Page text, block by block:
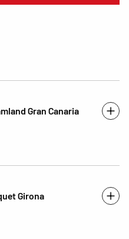
Gran Canaria
Girona